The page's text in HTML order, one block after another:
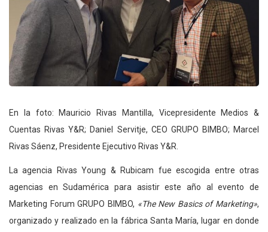
En la foto: Mauricio Rivas Mantilla, Vicepresidente Medios &
Cuentas Rivas Y&R; Daniel Servitje, CEO GRUPO BIMBO; Marcel
Rivas Sáenz, Presidente Ejecutivo Rivas Y&R.
La agencia Rivas Young & Rubicam fue escogida entre otras
agencias en Sudamérica para asistir este año al evento de
Marketing Forum GRUPO BIMBO, «The New Basics of Marketing»,
organizado y realizado en la fábrica Santa María, lugar en donde